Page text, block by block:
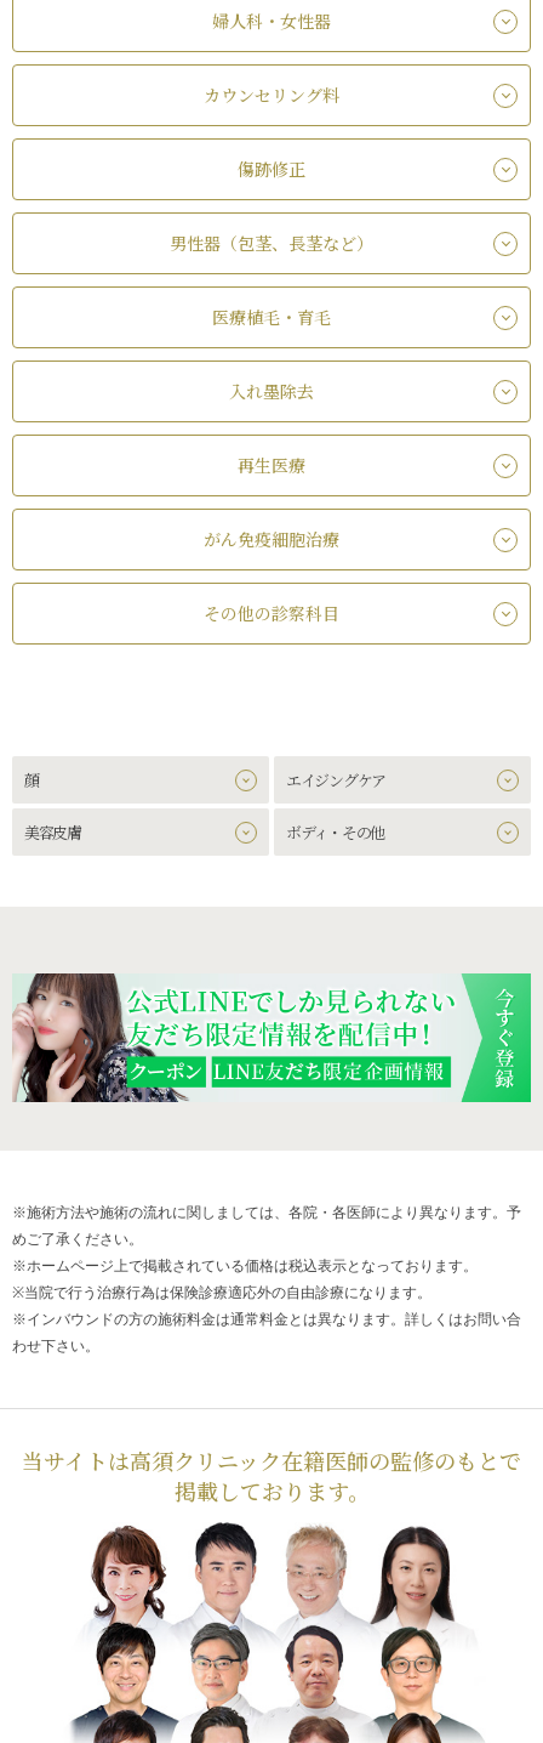
婦人科・女性器
カウンセリング料
傷跡修正
男性器（包茎、長茎など）
医療植毛・育毛
入れ墨除去
再生医療
がん免疫細胞治療
その他の診察科目
顔 エイジングケア
美容皮膚 ボディ・その他
※施術方法や施術の流れに関しましては、各院・各医師により異なります。予
めご了承ください。
※ホームページ上で掲載されている価格は税込表示となっております。
※当院で行う治療行為は保険診療適応外の自由診療になります。
※インバウンドの方の施術料金は通常料金とは異なります。詳しくはお問い合
わせ下さい。
当サイトは高須クリニック在籍医師の監修のもとで
掲載しております。